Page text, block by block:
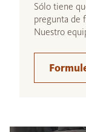
Sólo tiene
pregunta de
Nuestro